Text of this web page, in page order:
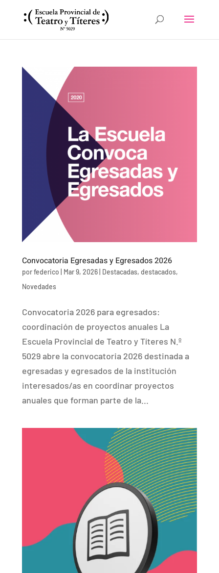
Convocatoria Egresadas y Egresados 2026
porfederico Mar 9, 2026| Destacadas, destacados,
Novedades
Convocatoria 2026 para egresados:
coordinación de proyectos anuales La
Escuela Provincial de Teatro y Títeres N.º
5029 abre la convocatoria 2026 destinada a
egresadas y egresados de la institución
interesados/as en coordinar proyectos
anuales que forman parte de la...